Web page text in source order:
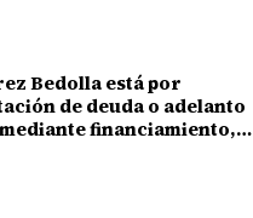
de deuda o adelanto
financiamiento,